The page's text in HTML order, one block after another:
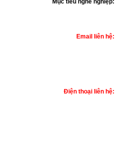
Mục tiêu nghề nghiệp:
Email liên hệ:
Điện thoại liên hệ: